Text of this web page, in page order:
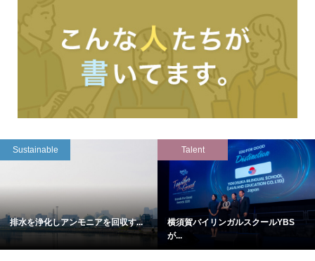
Sustainable
排水を浄化しアンモニアを回収す...
Talent
横須賀バイリンガルスクールYBS
が...